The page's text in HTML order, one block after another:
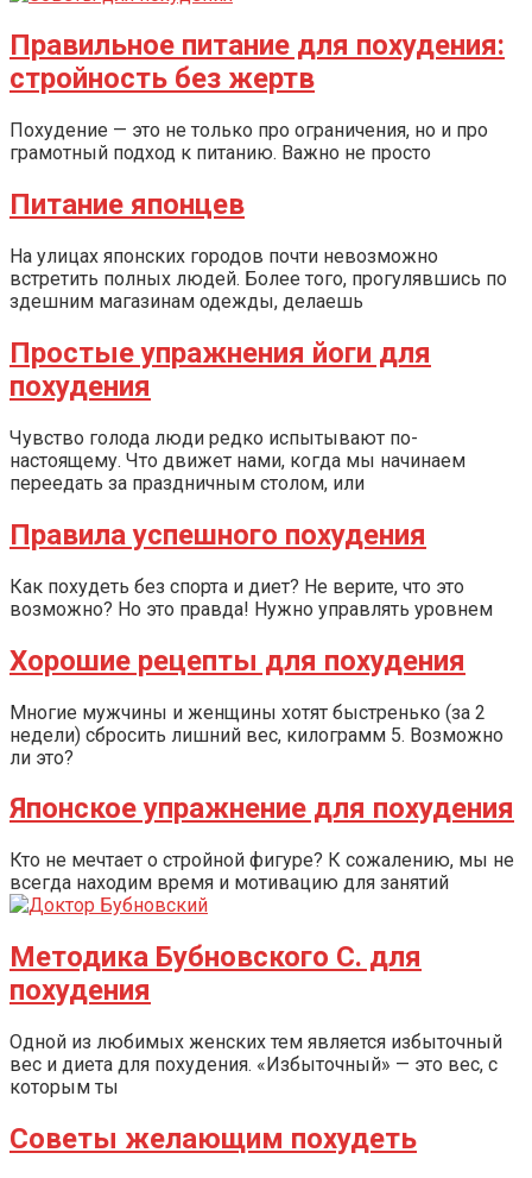
Правильное питание для похудения:
стройность без жертв
Похудение — это не только про ограничения, но и про
грамотный подход к питанию. Важно не просто
Питание японцев
На улицах японских городов почти невозможно
встретить полных людей. Более того, прогулявшись по
здешним магазинам одежды, делаешь
Простые упражнения йоги для
похудения
Чувство голода люди редко испытывают по-
настоящему. Что движет нами, когда мы начинаем
переедать за праздничным столом, или
Правила успешного похудения
Как похудеть без спорта и диет? Не верите, что это
возможно? Но это правда! Нужно управлять уровнем
Хорошие рецепты для похудения
Многие мужчины и женщины хотят быстренько (за 2
недели) сбросить лишний вес, килограмм 5. Возможно
ли это?
Японское упражнение для похудения
Кто не мечтает о стройной фигуре? К сожалению, мы не
всегда находим время и мотивацию для занятий
Методика Бубновского С. для
похудения
Одной из любимых женских тем является избыточный
вес и диета для похудения. «Избыточный» — это вес, с
которым ты
Советы желающим похудеть